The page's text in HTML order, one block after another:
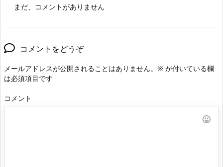
まだ、コメントがありません
コメントをどうぞ
メールアドレスが公開されることはありません。 ※ が付いている欄
は必須項目です
コメント